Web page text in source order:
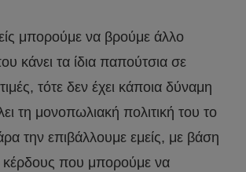
μπορούμε να βρούμε άλλο
κάνει τα ίδια παπούτσια σε
τότε δεν έχει κάποια δύναμη
τη μονοπωλιακή πολιτική του το
την επιβάλλουμε εμείς, με βάση
κέρδους που μπορούμε να